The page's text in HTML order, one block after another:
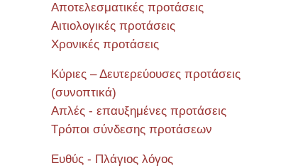
Αποτελεσματικές προτάσεις
Αιτιολογικές προτάσεις
Χρονικές προτάσεις
Κύριες – Δευτερεύουσες προτάσεις
(συνοπτικά)
Απλές - επαυξημένες προτάσεις
Τρόποι σύνδεσης προτάσεων
Ευθύς - Πλάγιος λόγος